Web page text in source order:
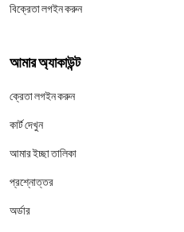
বিক্রেতা লগইন করুন
আমার অ্যাকাউন্ট
ক্রেতা লগইন করুন
কার্ট দেখুন
আমার ইচ্ছা তালিকা
প্রশ্নোত্তর
অর্ডার